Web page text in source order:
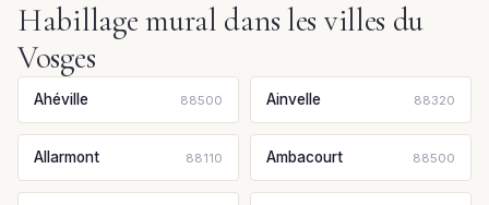
Habillage mural dans les villes du
Vosges
Ahéville 88500 Ainvelle 88320
Allarmont 88110 Ambacourt 88500